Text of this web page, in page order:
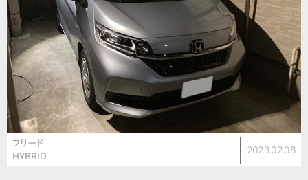
フリード
HYBRID
2023.02.08